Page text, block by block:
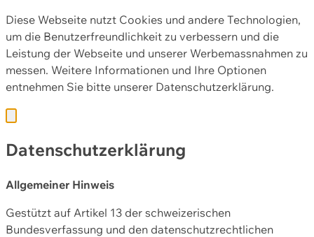
Diese Webseite nutzt Cookies und andere Technologien,
um die Benutzerfreundlichkeit zu verbessern und die
Leistung der Webseite und unserer Werbemassnahmen zu
messen. Weitere Informationen und Ihre Optionen
entnehmen Sie bitte unserer Datenschutzerklärung.
Datenschutzerklärung
Allgemeiner Hinweis
Gestützt auf Artikel 13 der schweizerischen
Bundesverfassung und den datenschutzrechtlichen